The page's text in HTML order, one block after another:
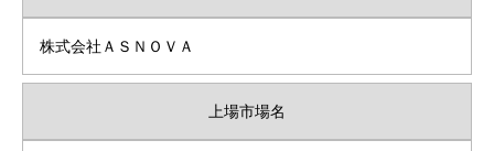
株式会社ＡＳＮＯＶＡ
上場市場名